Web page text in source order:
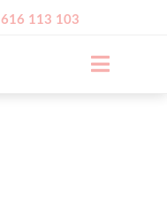
616 113 103